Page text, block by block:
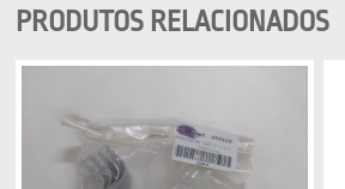
PRODUTOS RELACIONADOS